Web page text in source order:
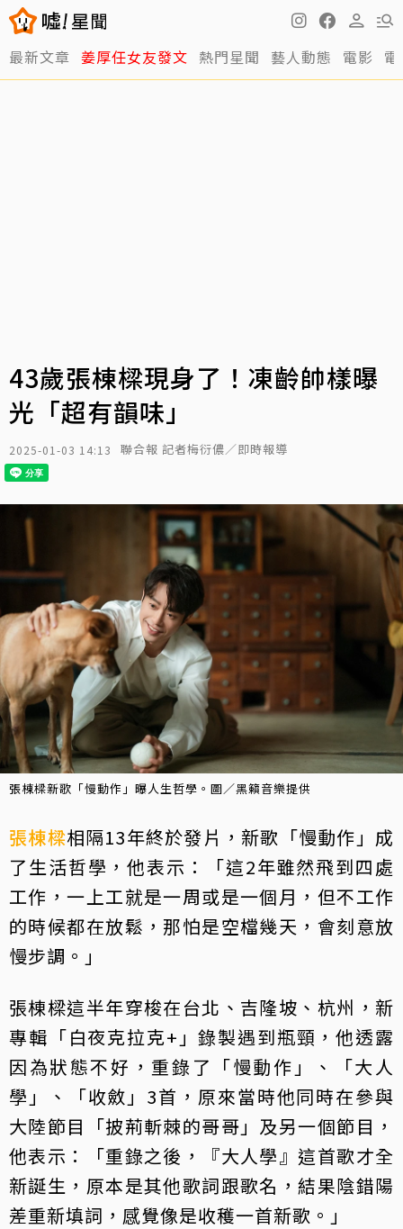
最新文章 姜厚任女友發文 熱門星聞 藝人動態 電影
43歲張棟樑現身了！凍齡帥樣曝
光「超有韻味」
2025-01-03 14:13 聯合報 記者梅衍儂／即時報導
張棟樑新歌「慢動作」曝人生哲學。圖／黑籟音樂提供
張棟樑相隔13年終於發片，新歌「慢動作」成
了生活哲學，他表示：「這2年雖然飛到四處
工作，一上工就是一周或是一個月，但不工作
的時候都在放鬆，那怕是空檔幾天，會刻意放
慢步調。」
張棟樑這半年穿梭在台北、吉隆坡、杭州，新
專輯「白夜克拉克+」錄製遇到瓶頸，他透露
因為狀態不好，重錄了「慢動作」、「大人
學」、「收斂」3首，原來當時他同時在參與
大陸節目「披荊斬棘的哥哥」及另一個節目，
他表示：「重錄之後，『大人學』這首歌才全
新誕生，原本是其他歌詞跟歌名，結果陰錯陽
差重新填詞，感覺像是收穫一首新歌。」